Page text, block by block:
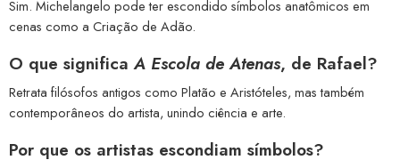
Sim. Michelangelo pode ter escondido símbolos anatômicos em
cenas como a Criação de Adão.
O que significaA Escola de Atenas, de Rafael?
Retrata filósofos antigos como Platão e Aristóteles, mas também
contemporâneos do artista, unindo ciência e arte.
Por que os artistas escondiam símbolos?